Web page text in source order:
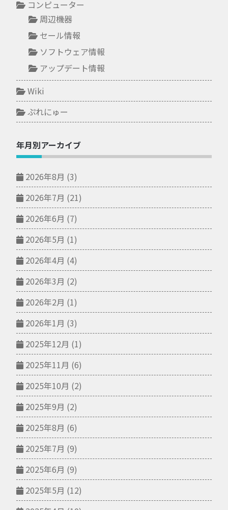
コンピューター
周辺機器
セール情報
ソフトウェア情報
アップデート情報
Wiki
ぷれにゅー
年月別アーカイブ
2026年8月 (3)
2026年7月 (21)
2026年6月 (7)
2026年5月 (1)
2026年4月 (4)
2026年3月 (2)
2026年2月 (1)
2026年1月 (3)
2025年12月 (1)
2025年11月 (6)
2025年10月 (2)
2025年9月 (2)
2025年8月 (6)
2025年7月 (9)
2025年6月 (9)
2025年5月 (12)